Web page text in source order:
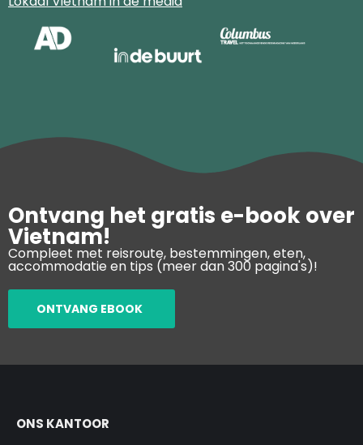
Ontvang het gratis e-book over
Vietnam!
Compleet met reisroute, bestemmingen, eten,
accommodatie en tips (meer dan 300 pagina's)!
ONTVANG EBOOK
ONS KANTOOR